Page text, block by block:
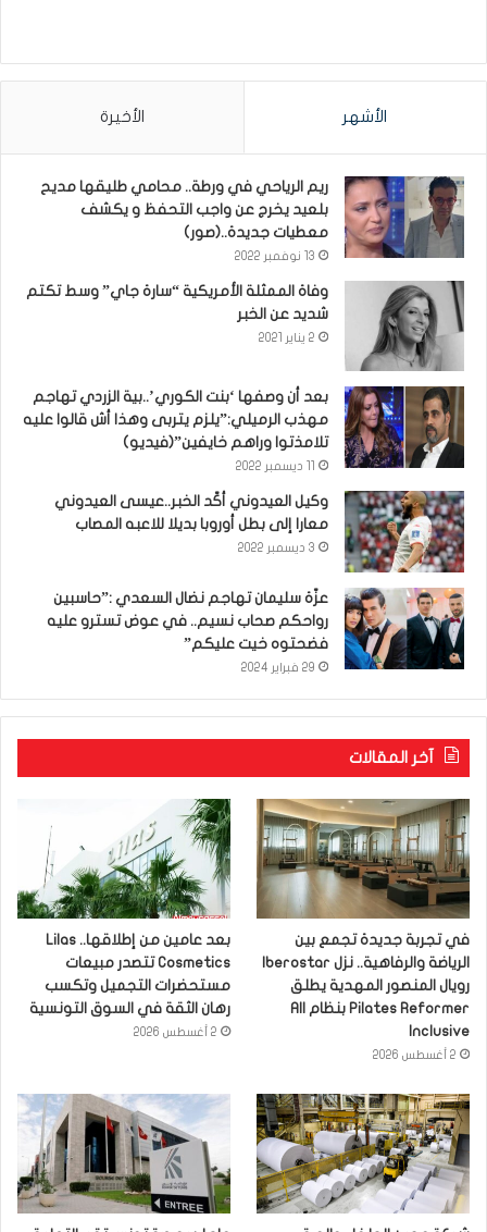
الأشهر الأخيرة
ريم الرياحي في ورطة.. محامي طليقها مديح
بلعيد يخرج عن واجب التحفظ و يكشف
معطيات جديدة..(صور)
13 نوفمبر 2022
وفاة الممثلة الأمريكية “سارة جاي” وسط تكتم
شديد عن الخبر
2 يناير 2021
بعد أن وصفها ‘بنت الكوري’..بية الزردي تهاجم
مهذب الرميلي:”يلزم يتربى وهذا أش قالوا عليه
تلامذتوا وراهم خايفين”(فيديو)
وكيل العيدوني أكّد الخبر..عيسى العيدوني
معارا إلى بطل أوروبا بديلا للاعبه المصاب
3 ديسمبر 2022
عزّة سليمان تهاجم نضال السعدي :”حاسبين
رواحكم صحاب نسيم.. في عوض تسترو عليه
فضحتوه خيت عليكم”
29 فبراير 2024
آخر المقالات
في تجربة جديدة تجمع بين
رويال المنصور المهدية يطلق
Pilates Reformer بنظام All
Inclusive
2 أغسطس 2026
بعد عامين من إطلاقها.. Lilas
Cosmetics تتصدر مبيعات
مستحضرات التجميل وتكسب
رهان الثقة في السوق التونسية
2 أغسطس 2026